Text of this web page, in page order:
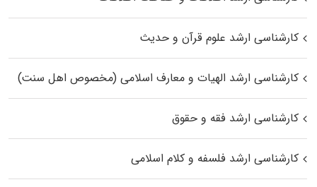
کارشناسی ارشد علوم قرآن و حدیث
کارشناسی ارشد الهیات و معارف اسلامی (مخصوص اهل سنت)
کارشناسی ارشد فقه و حقوق
کارشناسی ارشد فلسفه و کلام اسلامی